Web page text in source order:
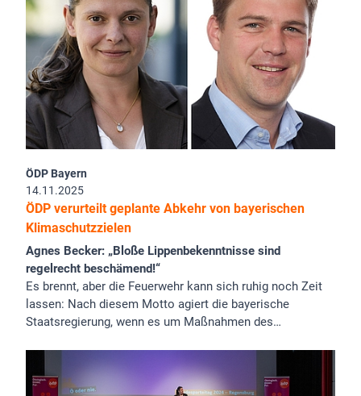
ÖDP Bayern
14.11.2025
ÖDP verurteilt geplante Abkehr von bayerischen
Klimaschutzzielen
Agnes Becker: „Bloße Lippenbekenntnisse sind
regelrecht beschämend!“
Es brennt, aber die Feuerwehr kann sich ruhig noch Zeit
lassen: Nach diesem Motto agiert die bayerische
Staatsregierung, wenn es um Maßnahmen des…